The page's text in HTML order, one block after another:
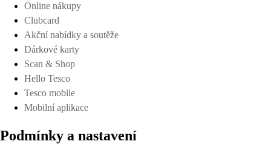
Online nákupy
Clubcard
Akční nabídky a soutěže
Dárkové karty
Scan & Shop
Hello Tesco
Tesco mobile
Mobilní aplikace
Podmínky a nastavení